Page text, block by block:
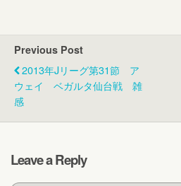
Previous Post
2013年Jリーグ第31節 ア
ウェイ ベガルタ仙台戦 雑
感
Leave a Reply